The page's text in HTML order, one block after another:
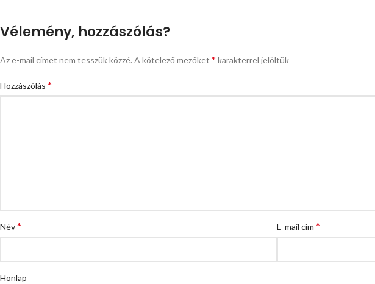
Vélemény, hozzászólás?
Az e-mail címet nem tesszük közzé. A kötelező mezőket * karakterrel jelöltük
Hozzászólás *
Név* E-mail cím*
Honlap